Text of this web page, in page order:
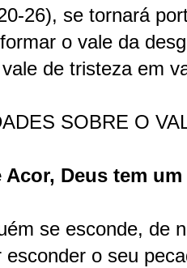
26), se tornará
o vale da
de tristeza em
SOBRE O
Acor, Deus tem
se esconde, de
o seu